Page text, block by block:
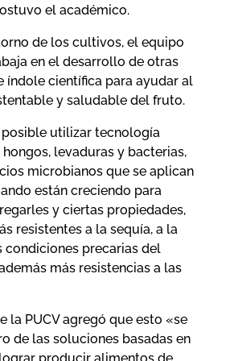
el académico.
de los cultivos, el equipo
en el desarrollo de otras
índole científica para ayudar al
y saludable del fruto.
posible utilizar tecnología
levaduras y bacterias,
microbianos que se aplican
están creciendo para
y ciertas propiedades,
resistentes a la sequía, a la
condiciones precarias del
más resistencias a las
la PUCV agregó que esto «se
de las soluciones basadas en